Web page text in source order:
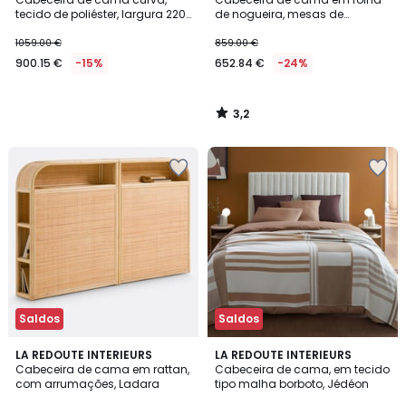
tecido de poliéster, largura 220
1059.00 €
900.15 € -15%
de nogueira, mesas de
859.00 €
652.84 € -24%
3,2
/
Saldos
LA REDOUTE INTERIEURS
Cabeceira de cama em rattan,
com arrumações, Ladara
4
/
5
Saldos
LA REDOUTE INTERIEURS
Cabeceira de cama, em tecido
tipo malha borboto, Jédéon
4,2
/ 5